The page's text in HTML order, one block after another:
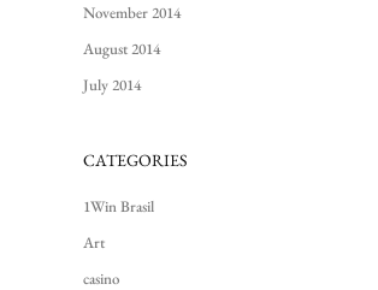
November 2014
August 2014
July 2014
CATEGORIES
1Win Brasil
Art
casino